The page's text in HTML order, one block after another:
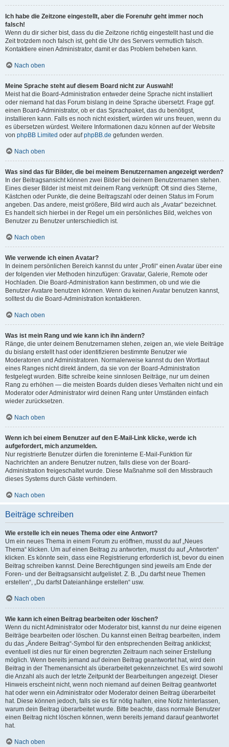
Ich habe die Zeitzone eingestellt, aber die Forenuhr geht immer noch
falsch!
Wenn du dir sicher bist, dass du die Zeitzone richtig eingestellt hast und die
Zeit trotzdem noch falsch ist, geht die Uhr des Servers vermutlich falsch.
Kontaktiere einen Administrator, damit er das Problem beheben kann.
Nach oben
Meine Sprache steht auf diesem Board nicht zur Auswahl!
Meist hat die Board-Administration entweder deine Sprache nicht installiert
oder niemand hat das Forum bislang in deine Sprache übersetzt. Frage ggf.
einen Board-Administrator, ob er das Sprachpaket, das du benötigst,
installieren kann. Falls es noch nicht existiert, würden wir uns freuen, wenn du
es übersetzen würdest. Weitere Informationen dazu können auf der Website
von phpBB Limited oder aufphpBB.de gefunden werden.
Nach oben
Was sind das für Bilder, die bei meinem Benutzernamen angezeigt werden?
In der Beitragsansicht können zwei Bilder bei deinem Benutzernamen stehen.
Eines dieser Bilder ist meist mit deinem Rang verknüpft: Oft sind dies Sterne,
Kästchen oder Punkte, die deine Beitragszahl oder deinen Status im Forum
angeben. Das andere, meist größere, Bild wird auch als „Avatar“ bezeichnet.
Es handelt sich hierbei in der Regel um ein persönliches Bild, welches von
Benutzer zu Benutzer unterschiedlich ist.
Nach oben
Wie verwende ich einen Avatar?
In deinem persönlichen Bereich kannst du unter „Profil“ einen Avatar über eine
der folgenden vier Methoden hinzufügen: Gravatar, Galerie, Remote oder
Hochladen. Die Board-Administration kann bestimmen, ob und wie die
Benutzer Avatare benutzen können. Wenn du keinen Avatar benutzen kannst,
solltest du die Board-Administration kontaktieren.
Nach oben
Was ist mein Rang und wie kann ich ihn ändern?
Ränge, die unter deinem Benutzernamen stehen, zeigen an, wie viele Beiträge
du bislang erstellt hast oder identifizieren bestimmte Benutzer wie
Moderatoren und Administratoren. Normalerweise kannst du den Wortlaut
eines Ranges nicht direkt ändern, da sie von der Board-Administration
festgelegt wurden. Bitte schreibe keine sinnlosen Beiträge, nur um deinen
Rang zu erhöhen — die meisten Boards dulden dieses Verhalten nicht und ein
Moderator oder Administrator wird deinen Rang unter Umständen einfach
wieder zurücksetzen.
Nach oben
Wenn ich bei einem Benutzer auf den E-Mail-Link klicke, werde ich
aufgefordert, mich anzumelden.
Nur registrierte Benutzer dürfen die foreninterne E-Mail-Funktion für
Nachrichten an andere Benutzer nutzen, falls diese von der Board-
Administration freigeschaltet wurde. Diese Maßnahme soll den Missbrauch
dieses Systems durch Gäste verhindern.
Nach oben
Beiträge schreiben
Wie erstelle ich ein neues Thema oder eine Antwort?
Um ein neues Thema in einem Forum zu eröffnen, musst du auf „Neues
Thema“ klicken. Um auf einen Beitrag zu antworten, musst du auf „Antworten“
klicken. Es könnte sein, dass eine Registrierung erforderlich ist, bevor du einen
Beitrag schreiben kannst. Deine Berechtigungen sind jeweils am Ende der
Foren- und der Beitragsansicht aufgelistet. Z. B. „Du darfst neue Themen
erstellen“, „Du darfst Dateianhänge erstellen“ usw.
Nach oben
Wie kann ich einen Beitrag bearbeiten oder löschen?
Wenn du nicht Administrator oder Moderator bist, kannst du nur deine eigenen
Beiträge bearbeiten oder löschen. Du kannst einen Beitrag bearbeiten, indem
du das „Ändere Beitrag“-Symbol für den entsprechenden Beitrag anklickst;
eventuell ist dies nur für einen begrenzten Zeitraum nach seiner Erstellung
möglich. Wenn bereits jemand auf deinen Beitrag geantwortet hat, wird dein
Beitrag in der Themenansicht als überarbeitet gekennzeichnet. Es wird sowohl
die Anzahl als auch der letzte Zeitpunkt der Bearbeitungen angezeigt. Dieser
Hinweis erscheint nicht, wenn noch niemand auf deinen Beitrag geantwortet
hat oder wenn ein Administrator oder Moderator deinen Beitrag überarbeitet
hat. Diese können jedoch, falls sie es für nötig halten, eine Notiz hinterlassen,
warum dein Beitrag überarbeitet wurde. Bitte beachte, dass normale Benutzer
einen Beitrag nicht löschen können, wenn bereits jemand darauf geantwortet
hat.
Nach oben